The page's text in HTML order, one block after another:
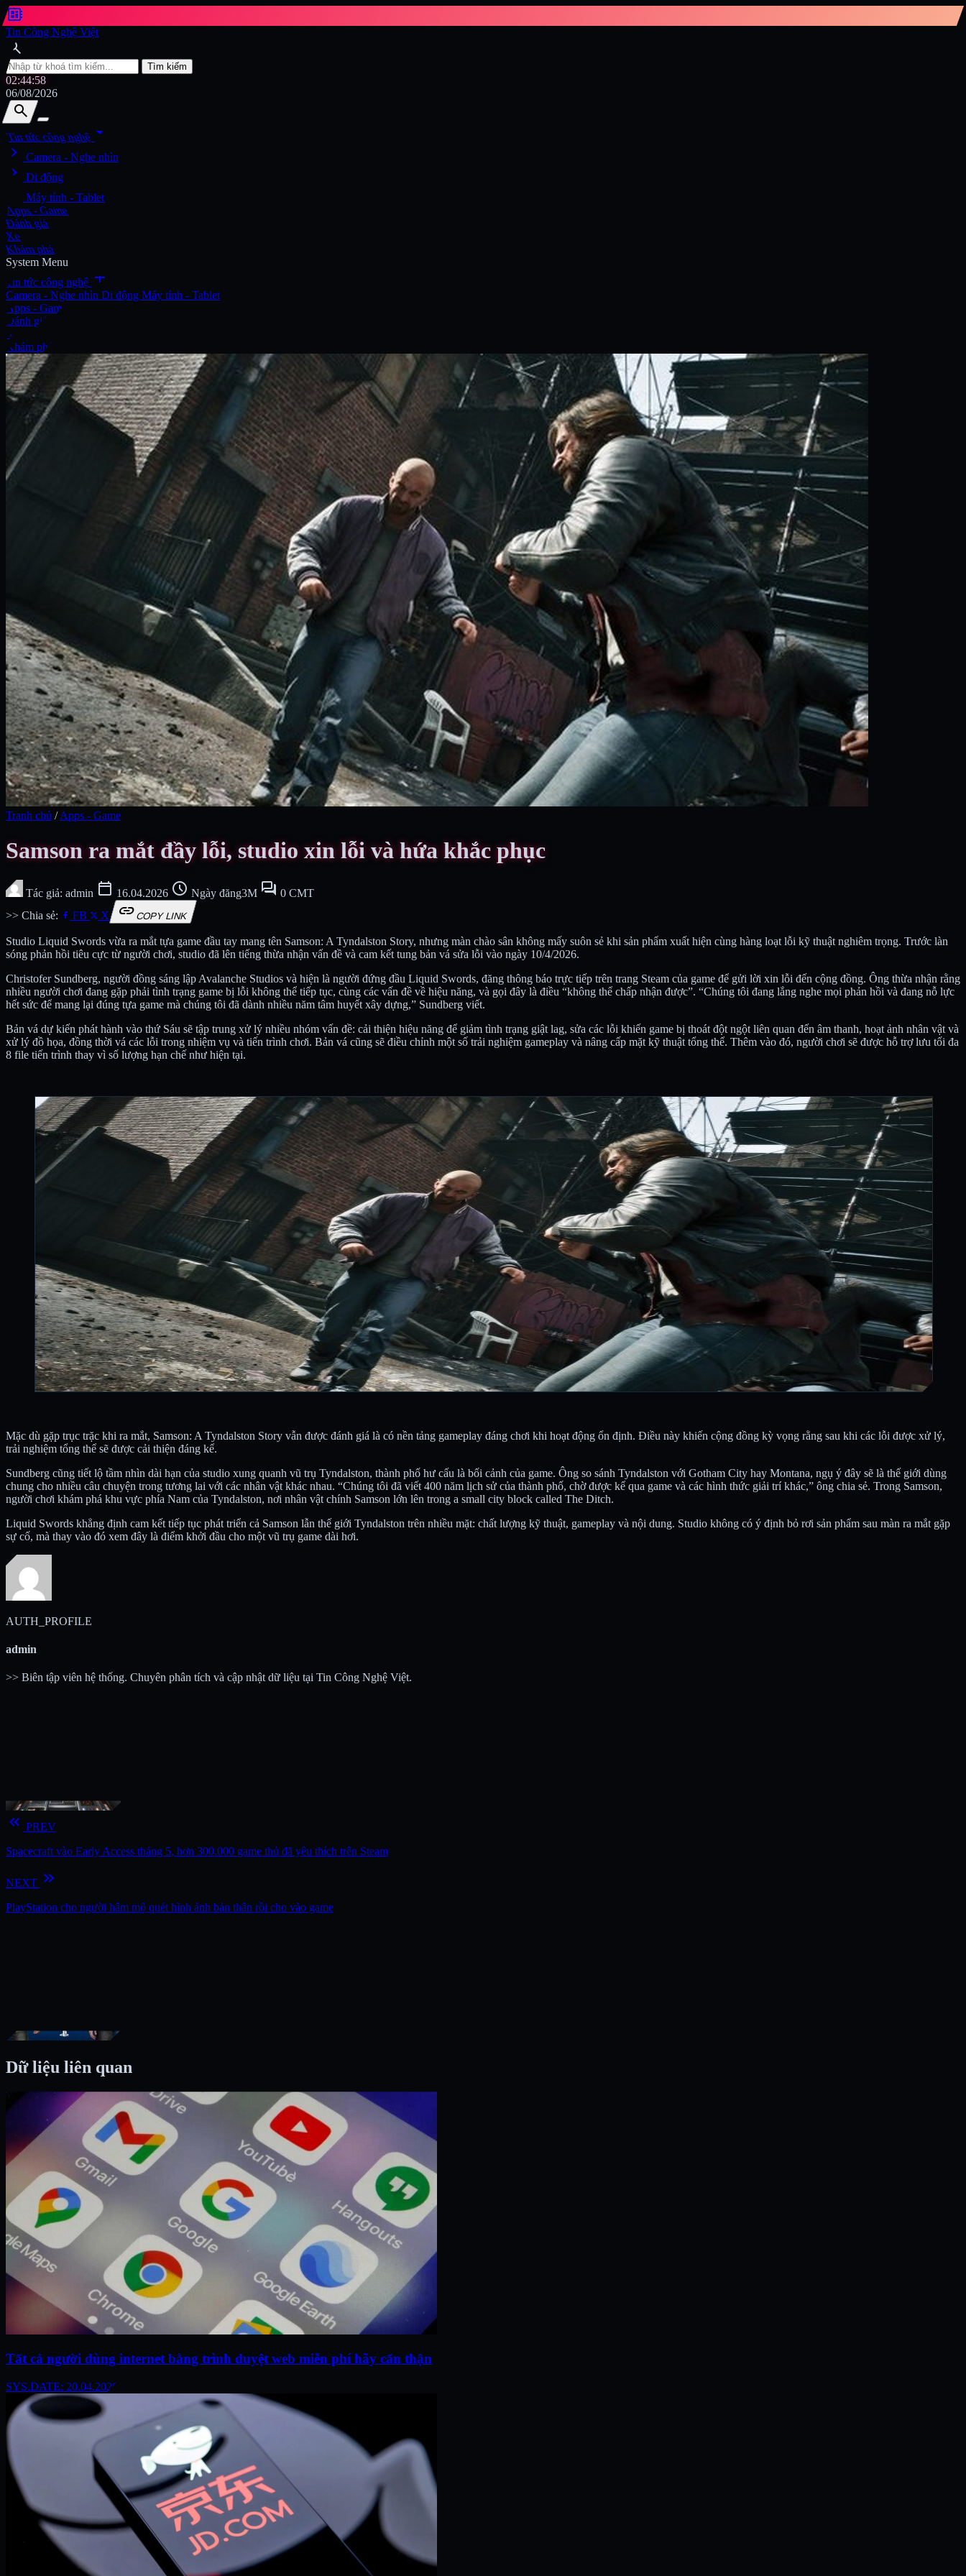
developer_board
Tin Công Nghệ Việt
search
Tìm kiếm
02:45:00
06/08/2026
search
search
Tin tức công nghệarrow_drop_down
chevron_right
Camera - Nghe nhìn
chevron_right Di động
Máy tính - Tablet
Apps - Game
Đánh giá
Xe
Khám phá
System Menu
Tin tức công nghệ add
Camera - Nghe nhìn Di động Máy tính - Tablet
Apps - Game
Đánh giá
Xe
Khám phá
Tranh chủ / Apps - Game
Samson ra mắt đầy lỗi, studio xin lỗi và hứa khắc phục
Tác giả: admin calendar_today 16.04.2026 schedule Ngày đăng3M forum 0 CMT
>> Chia sẻ:
FB X linkCOPY LINK
Studio Liquid Swords vừa ra mắt tựa game đầu tay mang tên Samson: A Tyndalston Story, nhưng màn chào sân không mấy suôn sẻ khi sản phẩm xuất hiện cùng hàng loạt lỗi kỹ thuật nghiêm trọng. Trước làn
sóng phản hồi tiêu cực từ người chơi, studio đã lên tiếng thừa nhận vấn đề và cam kết tung bản vá sửa lỗi vào ngày 10/4/2026.
Christofer Sundberg, người đồng sáng lập Avalanche Studios và hiện là người đứng đầu Liquid Swords, đăng thông báo trực tiếp trên trang Steam của game để gửi lời xin lỗi đến cộng đồng. Ông thừa nhận rằng
nhiều người chơi đang gặp phải tình trạng game bị lỗi không thể tiếp tục, cùng các vấn đề về hiệu năng, và gọi đây là điều “không thể chấp nhận được”. “Chúng tôi đang lắng nghe mọi phản hồi và đang nỗ lực
hết sức để mang lại đúng tựa game mà chúng tôi đã dành nhiều năm tâm huyết xây dựng,” Sundberg viết.
Bản vá dự kiến phát hành vào thứ Sáu sẽ tập trung xử lý nhiều nhóm vấn đề: cải thiện hiệu năng để giảm tình trạng giật lag, sửa các lỗi khiến game bị thoát đột ngột liên quan đến âm thanh, hoạt ảnh nhân vật và
xử lý đồ họa, đồng thời vá các lỗi trong nhiệm vụ và tiến trình chơi. Bản vá cũng sẽ điều chỉnh một số trải nghiệm gameplay và nâng cấp mặt kỹ thuật tổng thể. Thêm vào đó, người chơi sẽ được hỗ trợ lưu tối đa
8 file tiến trình thay vì số lượng hạn chế như hiện tại.
Mặc dù gặp trục trặc khi ra mắt, Samson: A Tyndalston Story vẫn được đánh giá là có nền tảng gameplay đáng chơi khi hoạt động ổn định. Điều này khiến cộng đồng kỳ vọng rằng sau khi các lỗi được xử lý,
trải nghiệm tổng thể sẽ được cải thiện đáng kể.
Sundberg cũng tiết lộ tầm nhìn dài hạn của studio xung quanh vũ trụ Tyndalston, thành phố hư cấu là bối cảnh của game. Ông so sánh Tyndalston với Gotham City hay Montana, ngụ ý đây sẽ là thế giới dùng
chung cho nhiều câu chuyện trong tương lai với các nhân vật khác nhau. “Chúng tôi đã viết 400 năm lịch sử của thành phố, chờ được kể qua game và các hình thức giải trí khác,” ông chia sẻ. Trong Samson,
người chơi khám phá khu vực phía Nam của Tyndalston, nơi nhân vật chính Samson lớn lên trong a small city block called The Ditch.
Liquid Swords khẳng định cam kết tiếp tục phát triển cả Samson lẫn thế giới Tyndalston trên nhiều mặt: chất lượng kỹ thuật, gameplay và nội dung. Studio không có ý định bỏ rơi sản phẩm sau màn ra mắt gặp
sự cố, mà thay vào đó xem đây là điểm khởi đầu cho một vũ trụ game dài hơi.
AUTH_PROFILE
admin
>> Biên tập viên hệ thống. Chuyên phân tích và cập nhật dữ liệu tại Tin Công Nghệ Việt.
keyboard_double_arrow_left PREV
Spacecraft vào Early Access tháng 5, hơn 300.000 game thủ đã yêu thích trên Steam
NEXT keyboard_double_arrow_right
PlayStation cho người hâm mộ quét hình ảnh bản thân rồi cho vào game
Dữ liệu liên quan
Tất cả người dùng internet bằng trình duyệt web miễn phí hãy cẩn thận
SYS.DATE: 20.04.2026